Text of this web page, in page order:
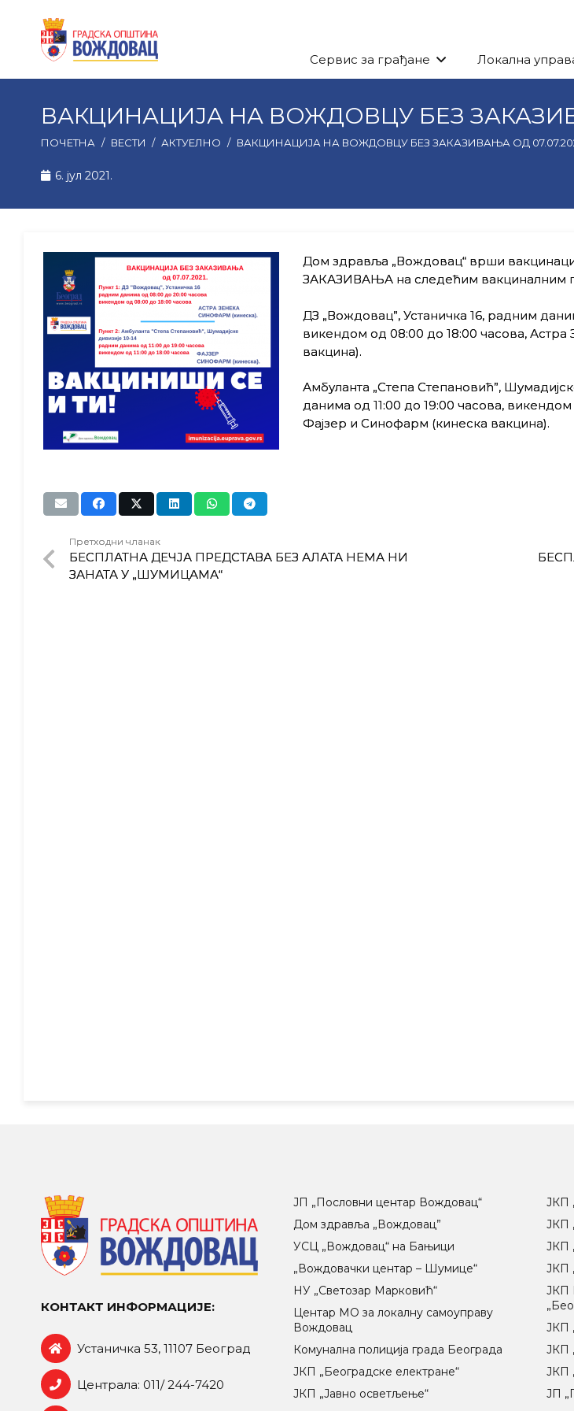
Сервис за грађане Локална
ВАКЦИНАЦИЈА НА ВОЖДОВЦУ БЕЗ
ПОЧЕТНА / ВЕСТИ / АКТУЕЛНО / ВАКЦИНАЦИЈА НА ВОЖДОВЦУ БЕЗ ЗАКАЗИВАЊА ОД
6. јул 2021.
Дом здравља „Вождовац“ врши
ЗАКАЗИВАЊА на следећим вакциналним
ДЗ „Вождовац”, Устаничка 16, радним
викендом од 08:00 до 18:00 часова,
вакцина).
Амбуланта „Степа Степановић”,
данима од 11:00 до 19:00 часова, викендом
Фајзер и Синофарм (кинеска вакцина).
Претходни чланак
БЕСПЛАТНА ДЕЧЈА ПРЕДСТАВА БЕЗ АЛАТА НЕМА НИ
ЗАНАТА У „ШУМИЦАМА“
КОНТАКТ ИНФОРМАЦИЈЕ:
Устаничка 53, 11107 Београд
Централа: 011/ 244-7420
ЈП „Пословни центар Вождовац“
Дом здравља „Вождовац”
УСЦ „Вождовац“ на Бањици
„Вождовачки центар – Шумице“
НУ „Светозар Марковић“
Центар МO за локалну самоуправу
Вождовац
Комунална полиција града Београда
ЈКП „Београдске електране“
ЈКП „Јавно осветљење“
ЈКП
ЈКП
ЈКП
ЈКП
ЈКП
ЈКП
ЈКП
ЈКП
ЈП